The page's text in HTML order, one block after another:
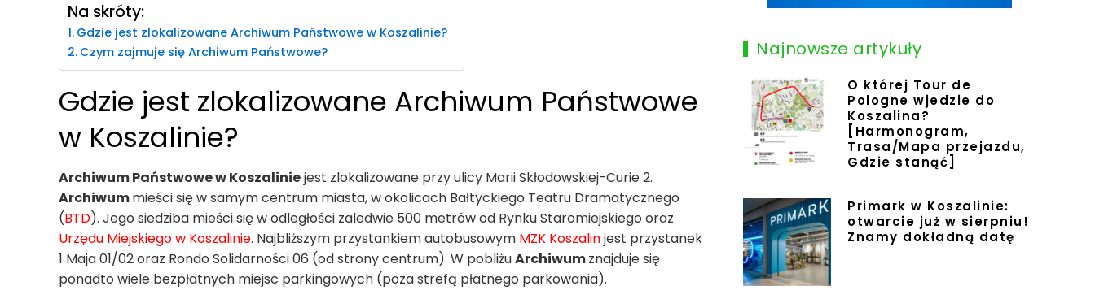
Na skróty:
Gdzie jest zlokalizowane Archiwum Państwowe w Koszalinie?
Czym zajmuje się Archiwum Państwowe?
Gdzie jest zlokalizowane Archiwum Państwowe
w Koszalinie?
Archiwum Państwowe w Koszaliniejest zlokalizowane przy ulicy Marii Skłodowskiej-Curie 2.
Archiwummieści się w samym centrum miasta, w okolicach Bałtyckiego Teatru Dramatycznego
(BTD). Jego siedziba mieści się w odległości zaledwie 500 metrów od Rynku Staromiejskiego oraz
Urzędu Miejskiego w Koszalinie. Najbliższym przystankiem autobusowym MZK Koszalinjest przystanek
1 Maja 01/02 oraz Rondo Solidarności 06 (od strony centrum). W pobliżuArchiwumznajduje się
ponadto wiele bezpłatnych miejsc parkingowych (poza strefą płatnego parkowania).
Najnowsze artykuły
O której Tour de
Pologne wjedzie do
Koszalina?
[Harmonogram,
Trasa/Mapa przejazdu,
Gdzie stanąć]
Primark w Koszalinie:
otwarcie już w sierpniu!
Znamy dokładną datę